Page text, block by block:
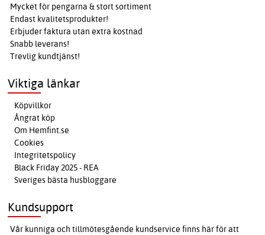
Mycket för pengarna & stort sortiment
Endast kvalitetsprodukter!
Erbjuder faktura utan extra kostnad
Snabb leverans!
Trevlig kundtjänst!
Viktiga länkar
Köpvillkor
Ångrat köp
Om Hemfint.se
Cookies
Integritetspolicy
Black Friday 2025 - REA
Sveriges bästa husbloggare
Kundsupport
Vår kunniga och tillmötesgående kundservice finns här för att